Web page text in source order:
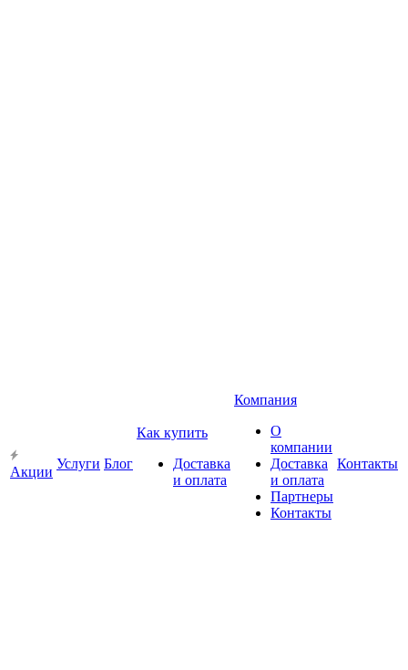
Акции
Услуги Блог
Как купить
Доставка
и оплата
Компания
О
компании
Доставка
и оплата
Партнеры
Контакты
Контакты